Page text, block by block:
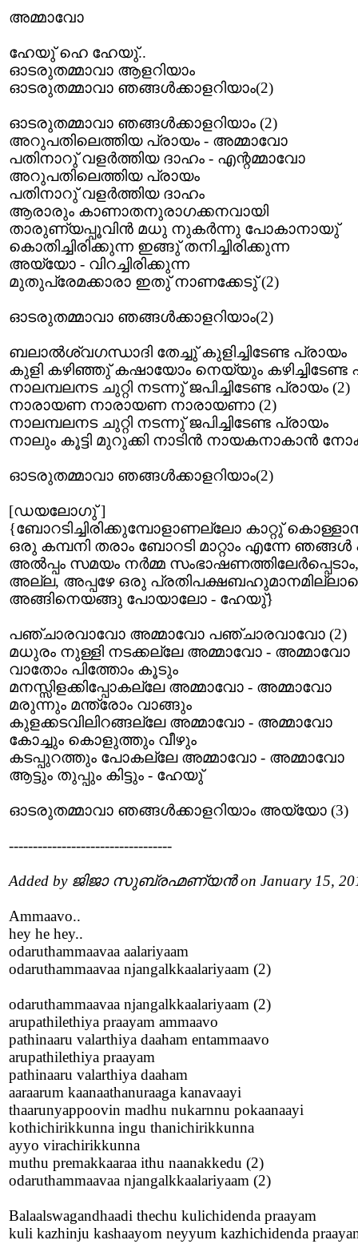
അമ്മാവോ
ഹേയു് ഹെ ഹേയു്..
ഓടരുതമ്മാവാ ആളറിയാം
ഓടരുതമ്മാവാ ഞങ്ങള്‍ക്കാളറിയാം(2)
ഓടരുതമ്മാവാ ഞങ്ങള്‍ക്കാളറിയാം (2)
അറുപതിലെത്തിയ പ്രായം - അമ്മാവോ
പതിനാറു് വളര്‍ത്തിയ ദാഹം - എന്റമ്മാവോ
അറുപതിലെത്തിയ പ്രായം
പതിനാറു് വളര്‍ത്തിയ ദാഹം
ആരാരും കാണാതനുരാഗക്കനവായി
താരുണ്യപ്പൂവിന്‍ മധു നുകര്‍ന്നു പോകാനായു്
കൊതിച്ചിരിക്കുന്ന ഇങ്ങു് തനിച്ചിരിക്കുന്ന
അയ്യോ - വിറച്ചിരിക്കുന്ന
മുതുപ്രേമക്കാരാ ഇതു് നാണക്കേടു് (2)
ഓടരുതമ്മാവാ ഞങ്ങള്‍ക്കാളറിയാം(2)
ബലാല്‍ശ്വഗന്ധാദി തേച്ചു് കുളിച്ചിടേണ്ട പ്രായം
കുളി കഴിഞ്ഞു് കഷായോം നെയ്യും കഴിച്ചിടേണ്ട
നാലമ്പലനട ചുറ്റി നടന്നു് ജപിച്ചിടേണ്ട പ്രായം (2)
നാരായണ നാരായണ നാരായണാ (2)
നാലമ്പലനട ചുറ്റി നടന്നു് ജപിച്ചിടേണ്ട പ്രായം
നാലും കൂട്ടി മുറുക്കി നാടിന്‍ നായകനാകാന്‍
ഓടരുതമ്മാവാ ഞങ്ങള്‍ക്കാളറിയാം(2)
[ഡയലോഗു് ]
{ബോറടിച്ചിരിക്കുമ്പോളാണല്ലോ കാറ്റു്
ഒരു കമ്പനി തരാം ബോറടി മാറ്റാം എന്നേ
അല്‍പ്പം സമയം നര്‍മ്മ
അല്ല, അപ്പഴേ ഒരു
അങ്ങിനെയങ്ങു പോയാലോ - ഹേയു്}
പഞ്ചാരവാവോ അമ്മാവോ പ‍ഞ്ചാരവാവോ (2)
മധുരം നുള്ളി നടക്കല്ലേ അമ്മാവോ - അമ്മാവോ
വാതോം പിത്തോം കൂടും
മനസ്സിളക്കിപ്പോകല്ലേ അമ്മാവോ - അമ്മാവോ
മരുന്നും മന്ത്രോം വാങ്ങും
കുളക്കടവിലിറങ്ങല്ലേ അമ്മാവോ - അമ്മാവോ
കോച്ചും കൊളുത്തും വീഴും
കടപ്പുറത്തും പോകല്ലേ അമ്മാവോ - അമ്മാവോ
ആട്ടും തുപ്പും കിട്ടും - ഹേയു്
ഓടരുതമ്മാവാ ഞങ്ങള്‍ക്കാളറിയാം അയ്യോ (3)
----------------------------------
Added by ജിജാ സുബ്രഹ്മണ്യൻ on January 15,
Ammaavo..
hey he hey..
odaruthammaavaa aalariyaam
odaruthammaavaa njangalkkaalariyaam (2)
odaruthammaavaa njangalkkaalariyaam (2)
arupathilethiya praayam ammaavo
pathinaaru valarthiya daaham entammaavo
arupathilethiya praayam
pathinaaru valarthiya daaham
aaraarum kaanaathanuraaga kanavaayi
thaarunyappoovin madhu nukarnnu pokaanaayi
kothichirikkunna ingu thanichirikkunna
ayyo virachirikkunna
muthu premakkaaraa ithu naanakkedu (2)
odaruthammaavaa njangalkkaalariyaam (2)
Balaalswagandhaadi thechu kulichidenda praayam
kuli kazhinju kashaayom neyyum kazhichidenda